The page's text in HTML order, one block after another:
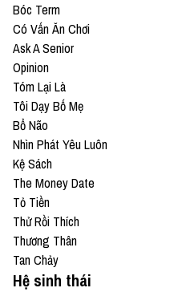
Bóc Term
Có Vấn Ăn Chơi
Ask A Senior
Opinion
Tóm Lại Là
Tôi Dạy Bố Mẹ
Bổ Não
Nhìn Phát Yêu Luôn
Kệ Sách
The Money Date
Tỏ Tiền
Thử Rồi Thích
Thương Thân
Tan Chảy
Hệ sinh thái